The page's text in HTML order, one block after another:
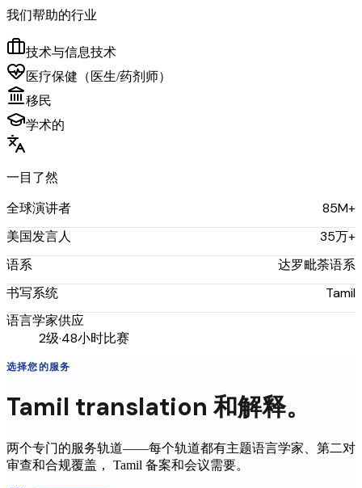
我们帮助的行业
技术与信息技术
医疗保健（医生/药剂师）
移民
学术的
一目了然
全球演讲者 85M+
美国发言人 35万+
语系 达罗毗荼语系
书写系统 Tamil
语言学家供应
2级·48小时比赛
选择您的服务
Tamil translation 和解释。
两个专门的服务轨道——每个轨道都有主题语言学家、第二对
审查和合规覆盖， Tamil 备案和会议需要。